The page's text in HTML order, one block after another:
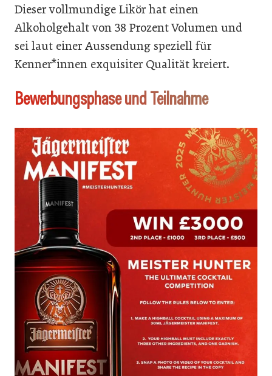
Dieser vollmundige Likör hat einen
Alkoholgehalt von 38 Prozent Volumen und
sei laut einer Aussendung speziell für
Kenner*innen exquisiter Qualität kreiert.
Bewerbungsphase und Teilnahme